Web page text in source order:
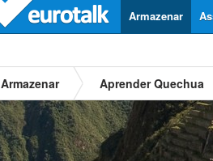
Armazenar
Armazenar Aprender Quechua